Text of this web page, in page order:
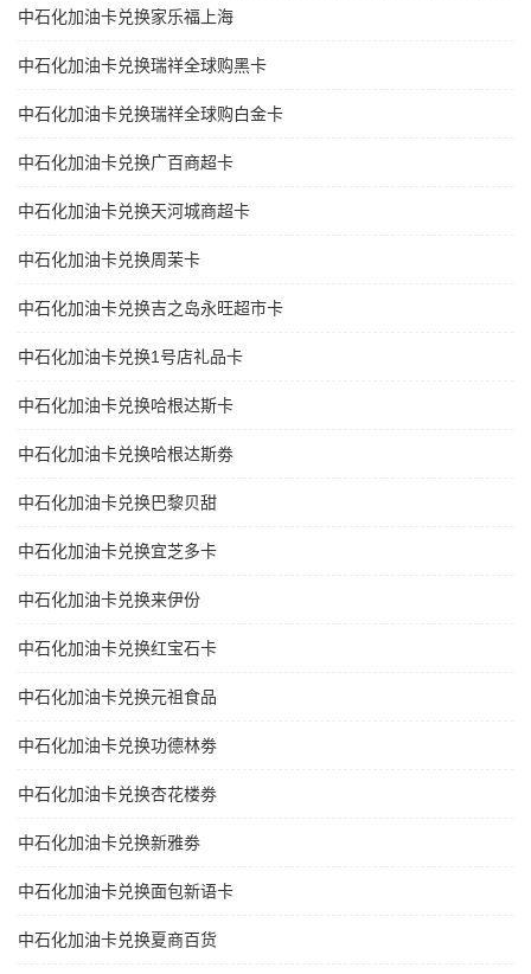
中石化加油卡兑换家乐福上海
中石化加油卡兑换瑞祥全球购黑卡
中石化加油卡兑换瑞祥全球购白金卡
中石化加油卡兑换广百商超卡
中石化加油卡兑换天河城商超卡
中石化加油卡兑换周茉卡
中石化加油卡兑换吉之岛永旺超市卡
中石化加油卡兑换1号店礼品卡
中石化加油卡兑换哈根达斯卡
中石化加油卡兑换哈根达斯劵
中石化加油卡兑换巴黎贝甜
中石化加油卡兑换宜芝多卡
中石化加油卡兑换来伊份
中石化加油卡兑换红宝石卡
中石化加油卡兑换元祖食品
中石化加油卡兑换功德林劵
中石化加油卡兑换杏花楼劵
中石化加油卡兑换新雅劵
中石化加油卡兑换面包新语卡
中石化加油卡兑换夏商百货